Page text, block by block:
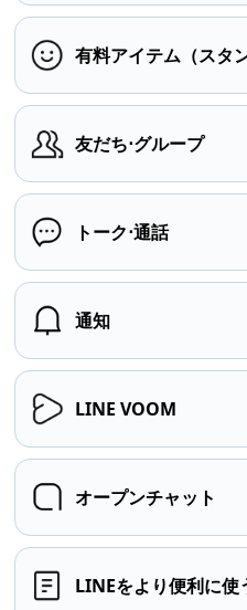
有料アイテム（スタ
友だち⋅グループ
トーク⋅通話
通知
LINE VOOM
オープンチャット
LINEをより便利に使